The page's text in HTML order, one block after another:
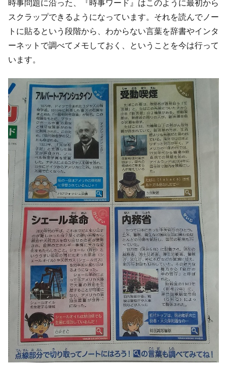
時事問題に沿った、『時事ワード』はこのように最初から
スクラップできるようになっています。それを読んでノー
トに貼るという段階から、わからない言葉を辞書やインタ
ーネットで調べてメモしておく、ということを今は行って
います。